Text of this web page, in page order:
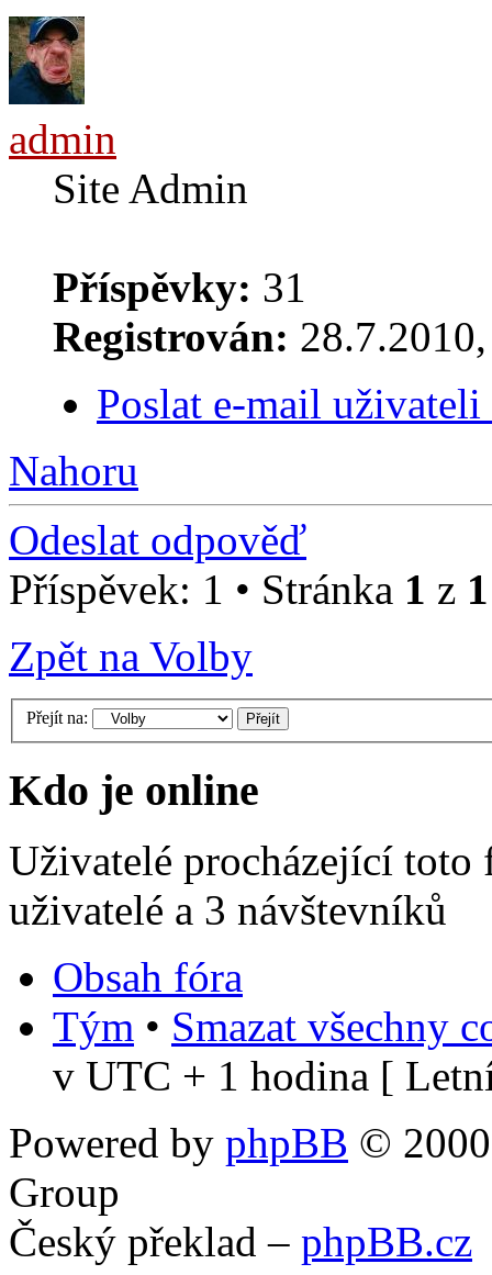
admin
Site Admin
Příspěvky: 31
Registrován:
Poslat e-mail
Nahoru
Odeslat odpověď
Příspěvek: 1 • Stránka 1 z 1
Zpět na Volby
Přejít na:
Kdo je online
Uživatelé procházející
uživatelé a 3 návštevníků
Obsah fóra
Tým • Smazat všechny
v UTC + 1 hodina [
Powered by phpBB ©
Group
Český překlad – phpBB.cz